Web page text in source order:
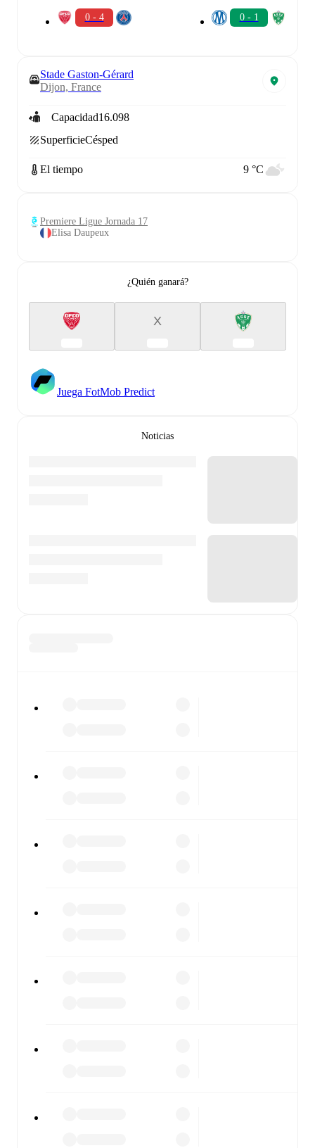
0 - 4 0 - 1
Stade Gaston-Gérard
Dijon, France
Capacidad16.098
SuperficieCésped
El tiempo 9 °C
Premiere Ligue Jornada 17
Elisa Daupeux
¿Quién ganará?
X
Juega FotMob Predict
Noticias